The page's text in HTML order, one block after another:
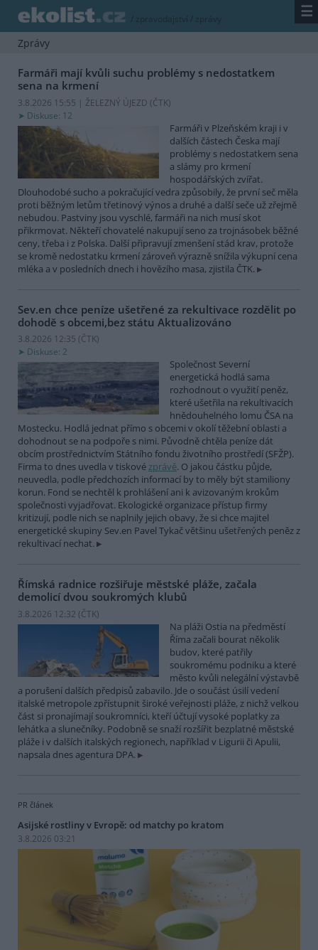
/ zpravodajství / zprávy ☰
Zprávy
Farmáři mají kvůli suchu problémy s nedostatkem
sena na krmení
3.8.2026 15:55 | ŽELEZNÝ ÚJEZD (ČTK)
Diskuse: 12
Farmáři v Plzeňském kraji i v
dalších částech Česka mají
problémy s nedostatkem sena
a slámy pro krmení
hospodářských zvířat.
Dlouhodobé sucho a pokračující vedra způsobily, že první seč měla
proti běžným letům třetinový výnos a druhé a další seče už zřejmě
nebudou. Pastviny jsou vyschlé, farmáři na nich musí skot
přikrmovat. Někteří chovatelé nakupují seno za trojnásobek běžné
ceny, třeba i z Polska. Další připravují zmenšení stád krav, protože
se kromě nedostatku krmení zároveň výrazně snížila výkupní cena
mléka a v posledních dnech i hovězího masa, zjistila ČTK.
Sev.en chce peníze ušetřené za rekultivace rozdělit po
dohodě s obcemi,bez státu Aktualizováno
3.8.2026 12:35 (ČTK)
Diskuse: 2
Společnost Severní
energetická hodlá sama
rozhodnout o využití peněz,
které ušetřila na rekultivacích
hnědouhelného lomu ČSA na
Mostecku. Hodlá jednat přímo s obcemi v okolí těžební oblasti a
dohodnout se na podpoře s nimi. Původně chtěla peníze dát
obcím prostřednictvím Státního fondu životního prostředí (SFŽP).
Firma to dnes uvedla v tiskovézprávě. O jakou částku půjde,
neuvedla, podle předchozích informací by to měly být stamiliony
korun. Fond se nechtěl k prohlášení ani k avizovaným krokům
společnosti vyjadřovat. Ekologické organizace přístup firmy
kritizují, podle nich se naplnily jejich obavy, že si chce majitel
energetické skupiny Sev.en Pavel Tykač většinu ušetřených peněz z
rekultivací nechat.
Římská radnice rozšiřuje městské pláže, začala
demolicí dvou soukromých klubů
3.8.2026 12:32 (ČTK)
Na pláži Ostia na předměstí
Říma začali bourat několik
budov, které patřily
soukromému podniku a které
město kvůli nelegální výstavbě
a porušení dalších předpisů zabavilo. Jde o součást úsilí vedení
italské metropole zpřístupnit široké veřejnosti pláže, z nichž velkou
část si pronajímají soukromníci, kteří účtují vysoké poplatky za
lehátka a slunečníky. Podobně se snaží rozšířit bezplatné městské
pláže i v dalších italských regionech, například v Ligurii či Apulii,
napsala dnes agentura DPA.
PR článek
Asijské rostliny v Evropě: od matchy po kratom
3.8.2026 03:21